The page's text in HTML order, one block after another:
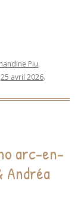
Piu,
25 avril 2026.
arc-en-
Andréa